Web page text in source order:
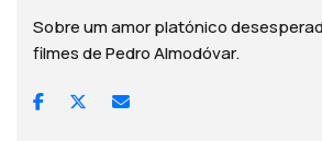
Sobre um amor platónico
filmes de Pedro Almodóvar.